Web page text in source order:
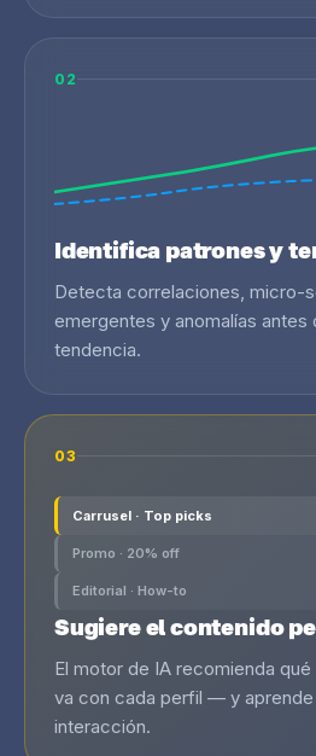
02
Identifica patrones y
Detecta correlaciones, micro-
emergentes y anomalías antes
tendencia.
03
Carrusel · Top picks
Promo · 20% off
Editorial · How-to
Sugiere el contenido
El motor de IA recomienda
va con cada perfil — y
interacción.